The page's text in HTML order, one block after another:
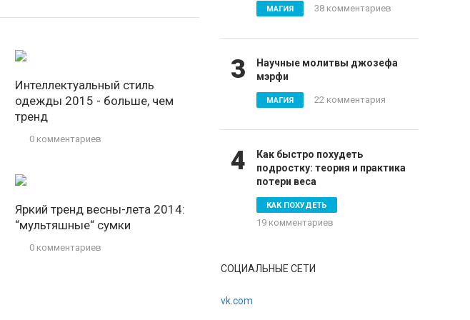
Интеллектуальный стиль
одежды 2015 - больше, чем
тренд
0 комментариев
Яркий тренд весны-лета 2014:
“мультяшные“ сумки
0 комментариев
МАГИЯ 38 комментариев
3
Научные молитвы джозефа
мэрфи
МАГИЯ 22 комментария
4
Как быстро похудеть
подростку: теория и практика
потери веса
КАК ПОХУДЕТЬ
19 комментариев
СОЦИАЛЬНЫЕ СЕТИ
vk.com